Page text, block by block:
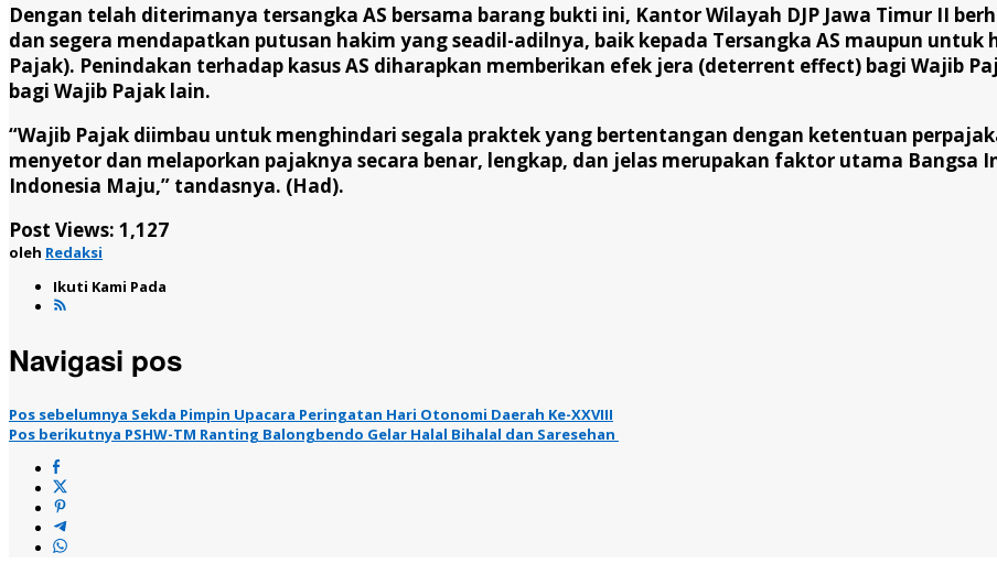
Dengan telah diterimanya tersangka AS bersama barang bukti ini, Kantor Wilayah DJP Jawa Timur II
dan segera mendapatkan putusan hakim yang seadil-adilnya, baik kepada Tersangka AS maupun
Pajak). Penindakan terhadap kasus AS diharapkan memberikan efek jera (deterrent effect) bagi Wajib
bagi Wajib Pajak lain.
“Wajib Pajak diimbau untuk menghindari segala praktek yang bertentangan dengan ketentuan
menyetor dan melaporkan pajaknya secara benar, lengkap, dan jelas merupakan faktor utama Bangsa
Indonesia Maju,” tandasnya. (Had).
Post Views: 1,127
oleh Redaksi
Ikuti Kami Pada
Navigasi pos
Pos sebelumnya Sekda Pimpin Upacara Peringatan Hari Otonomi Daerah Ke-XXVIII
Pos berikutnya PSHW-TM Ranting Balongbendo Gelar Halal Bihalal dan Saresehan